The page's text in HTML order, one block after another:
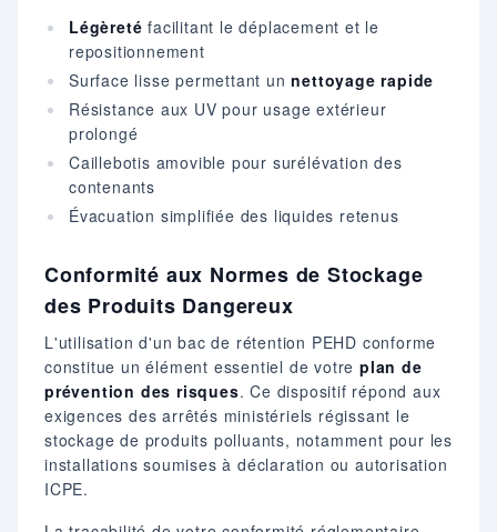
Légèreté facilitant le déplacement et le
repositionnement
Surface lisse permettant unnettoyage rapide
Résistance aux UV pour usage extérieur
prolongé
Caillebotis amovible pour surélévation des
contenants
Évacuation simplifiée des liquides retenus
Conformité aux Normes de Stockage
des Produits Dangereux
L'utilisation d'un bac de rétention PEHD conforme
constitue un élément essentiel de votreplan de
prévention des risques. Ce dispositif répond aux
exigences des arrêtés ministériels régissant le
stockage de produits polluants, notamment pour les
installations soumises à déclaration ou autorisation
ICPE.